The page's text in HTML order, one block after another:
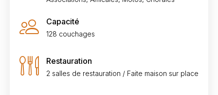
Capacité
128 couchages
Restauration
2 salles de restauration / Faite maison sur place